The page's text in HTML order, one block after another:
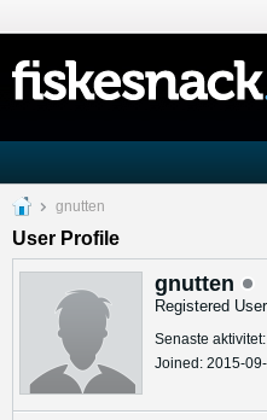
gnutten
User Profile
gnutten
Registered User
Senaste
Joined: 2015-